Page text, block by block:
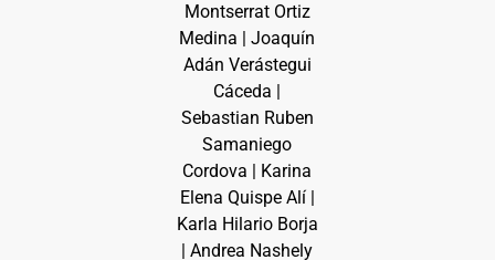
Montserrat Ortiz
Medina | Joaquín
Adán Verástegui
Cáceda |
Sebastian Ruben
Samaniego
Cordova | Karina
Elena Quispe Alí |
Karla Hilario Borja
| Andrea Nashely